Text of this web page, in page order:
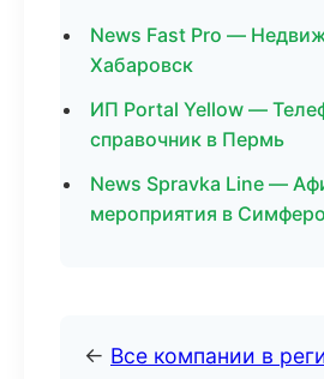
News Fast Pro —
Хабаровск
ИП Portal Yellow —
справочник в Пермь
News Spravka Line —
мероприятия в
← Все компании в